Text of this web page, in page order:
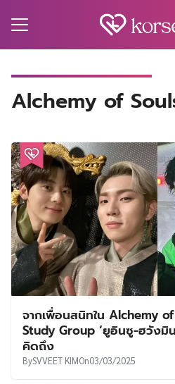
Alchemy of
จากเพื่อนสนิทใน Alchemy
Study Group ‘ยูอินซู-ฮวังมิ
คิดถึง
BySVVEET KIMOn03/03/2025